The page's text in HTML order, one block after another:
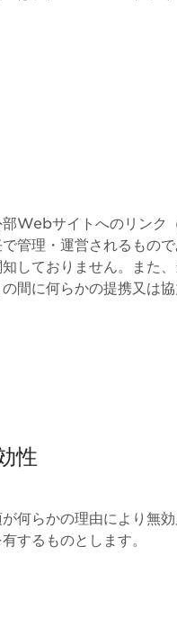
Webサイトへのリンク
管理・運営されるもの
しておりません。また
間に何らかの提携又は
性
何らかの理由により無
するものとします。